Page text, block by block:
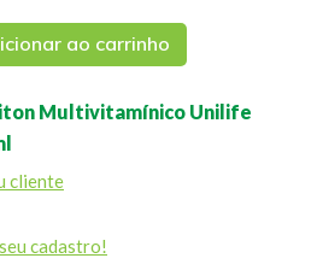
ao carrinho
Multivitamínico Unilife
cliente
cadastro!